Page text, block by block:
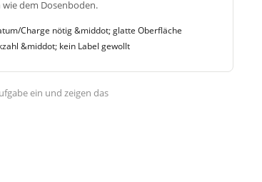
dem Dosenboden.
Charge nötig &middot; glatte Oberfläche
&middot; kein Label gewollt
ein und zeigen das